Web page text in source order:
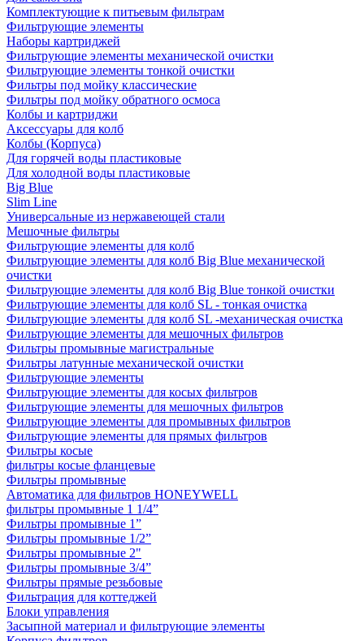
Комплектующие к питьевым фильтрам
Фильтрующие элементы
Наборы картриджей
Фильтрующие элементы механической очистки
Фильтрующие элементы тонкой очистки
Фильтры под мойку классические
Фильтры под мойку обратного осмоса
Колбы и картриджи
Аксессуары для колб
Колбы (Корпуса)
Для горячей воды пластиковые
Для холодной воды пластиковые
Big Blue
Slim Line
Универсальные из нержавеющей стали
Мешочные фильтры
Фильтрующие элементы для колб
Фильтрующие элементы для колб Big Blue механической
очистки
Фильтрующие элементы для колб Big Blue тонкой очистки
Фильтрующие элементы для колб SL - тонкая очистка
Фильтрующие элементы для колб SL -механическая очистка
Фильтрующие элементы для мешочных фильтров
Фильтры промывные магистральные
Фильтры латунные механической очистки
Фильтрующие элементы
Фильтрующие элементы для косых фильтров
Фильтрующие элементы для мешочных фильтров
Фильтрующие элементы для промывных фильтров
Фильтрующие элементы для прямых фильтров
Фильтры косые
фильтры косые фланцевые
Фильтры промывные
Автоматика для фильтров HONEYWELL
фильтры промывные 1 1/4”
Фильтры промывные 1”
Фильтры промывные 1/2”
Фильтры промывные 2"
Фильтры промывные 3/4”
Фильтры прямые резьбовые
Фильтрация для коттеджей
Блоки управления
Засыпной материал и фильтрующие элементы